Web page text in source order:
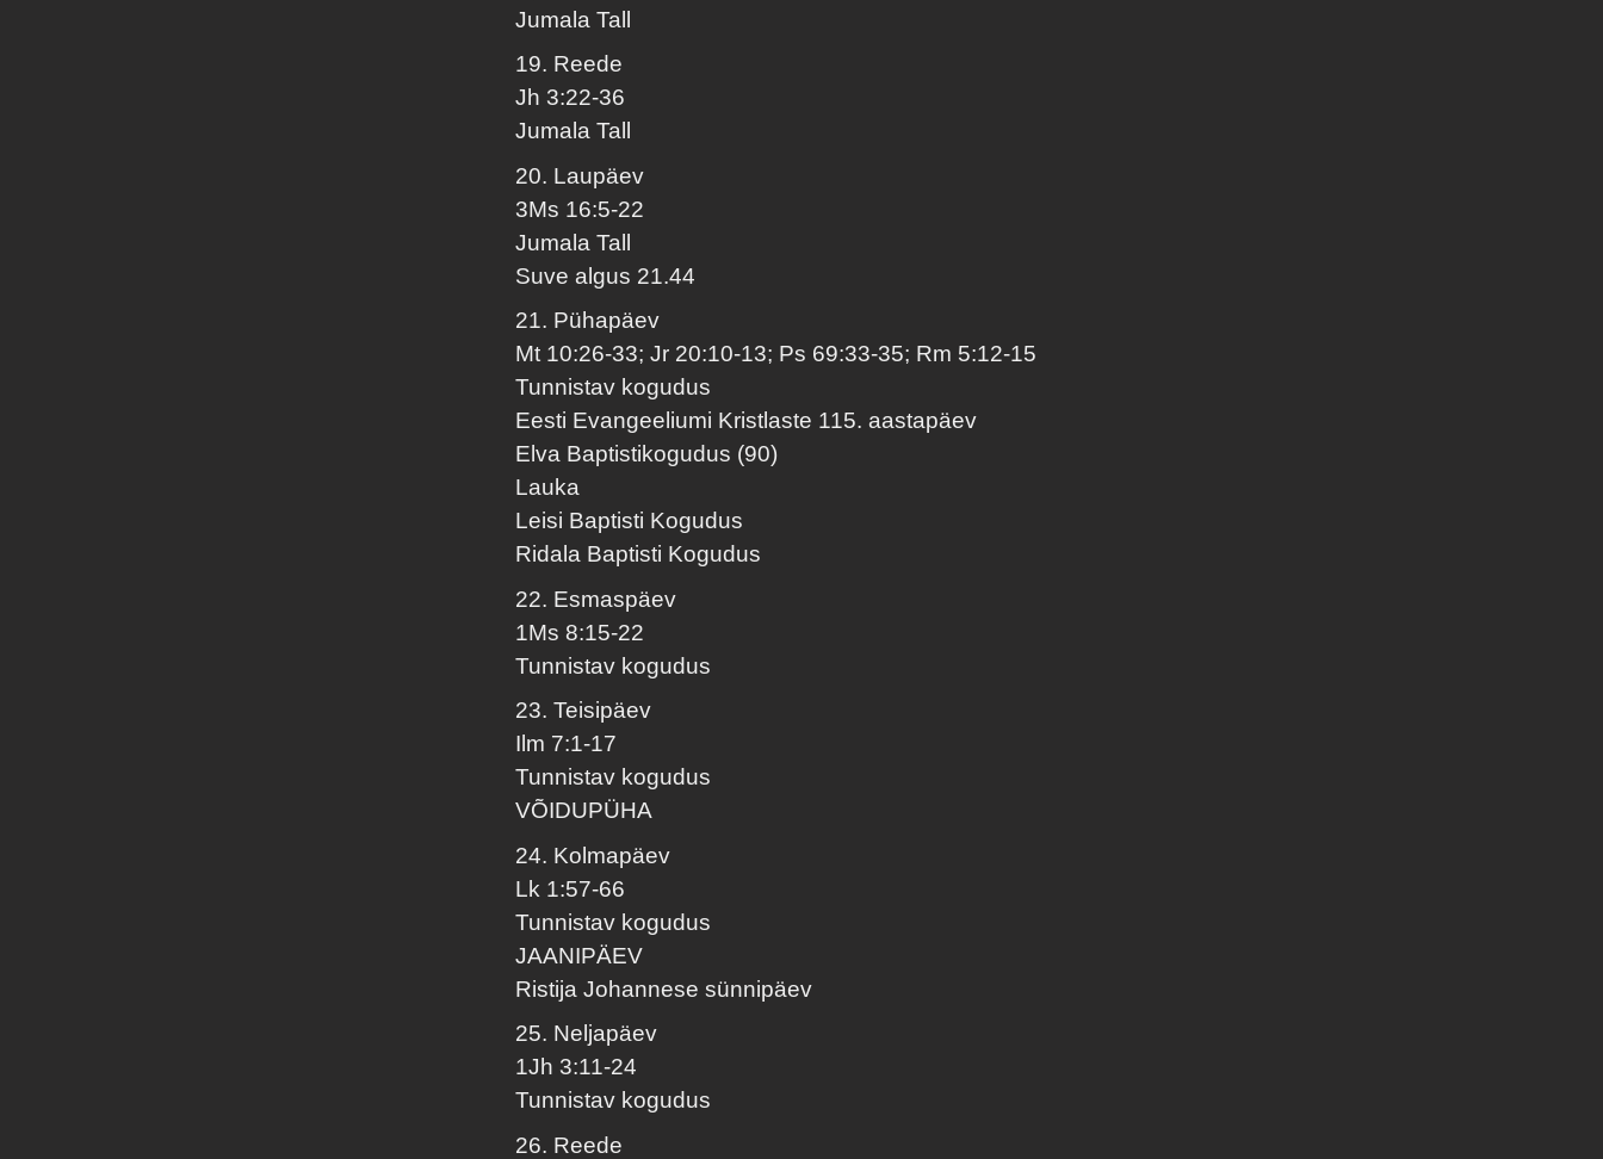
Jumala Tall
19. Reede
Jh 3:22-36
Jumala Tall
20. Laupäev
3Ms 16:5-22
Jumala Tall
Suve algus 21.44
21. Pühapäev
Mt 10:26-33; Jr 20:10-13; Ps 69:33-35; Rm 5:12-15
Tunnistav kogudus
Eesti Evangeeliumi Kristlaste 115. aastapäev
Elva Baptistikogudus (90)
Lauka
Leisi Baptisti Kogudus
Ridala Baptisti Kogudus
22. Esmaspäev
1Ms 8:15-22
Tunnistav kogudus
23. Teisipäev
Ilm 7:1-17
Tunnistav kogudus
VÕIDUPÜHA
24. Kolmapäev
Lk 1:57-66
Tunnistav kogudus
JAANIPÄEV
Ristija Johannese sünnipäev
25. Neljapäev
1Jh 3:11-24
Tunnistav kogudus
26. Reede